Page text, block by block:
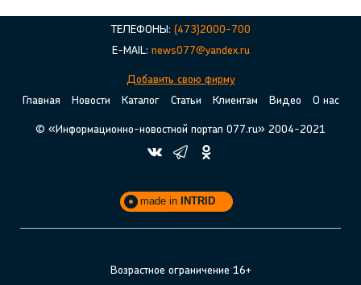
ТЕЛЕФОНЫ: (473)2000-700
E-MAIL: news077@yandex.ru
Добавить свою фирму
Главная
Новости Каталог Статьи Клиентам Видео О нас
© «Информационно-новостной портал 077.ru» 2004-2021
made in INTRID
Возрастное ограничение 16+